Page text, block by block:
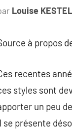
Louise KESTEL
à propos
recentes
styles sont
un peu
se présente